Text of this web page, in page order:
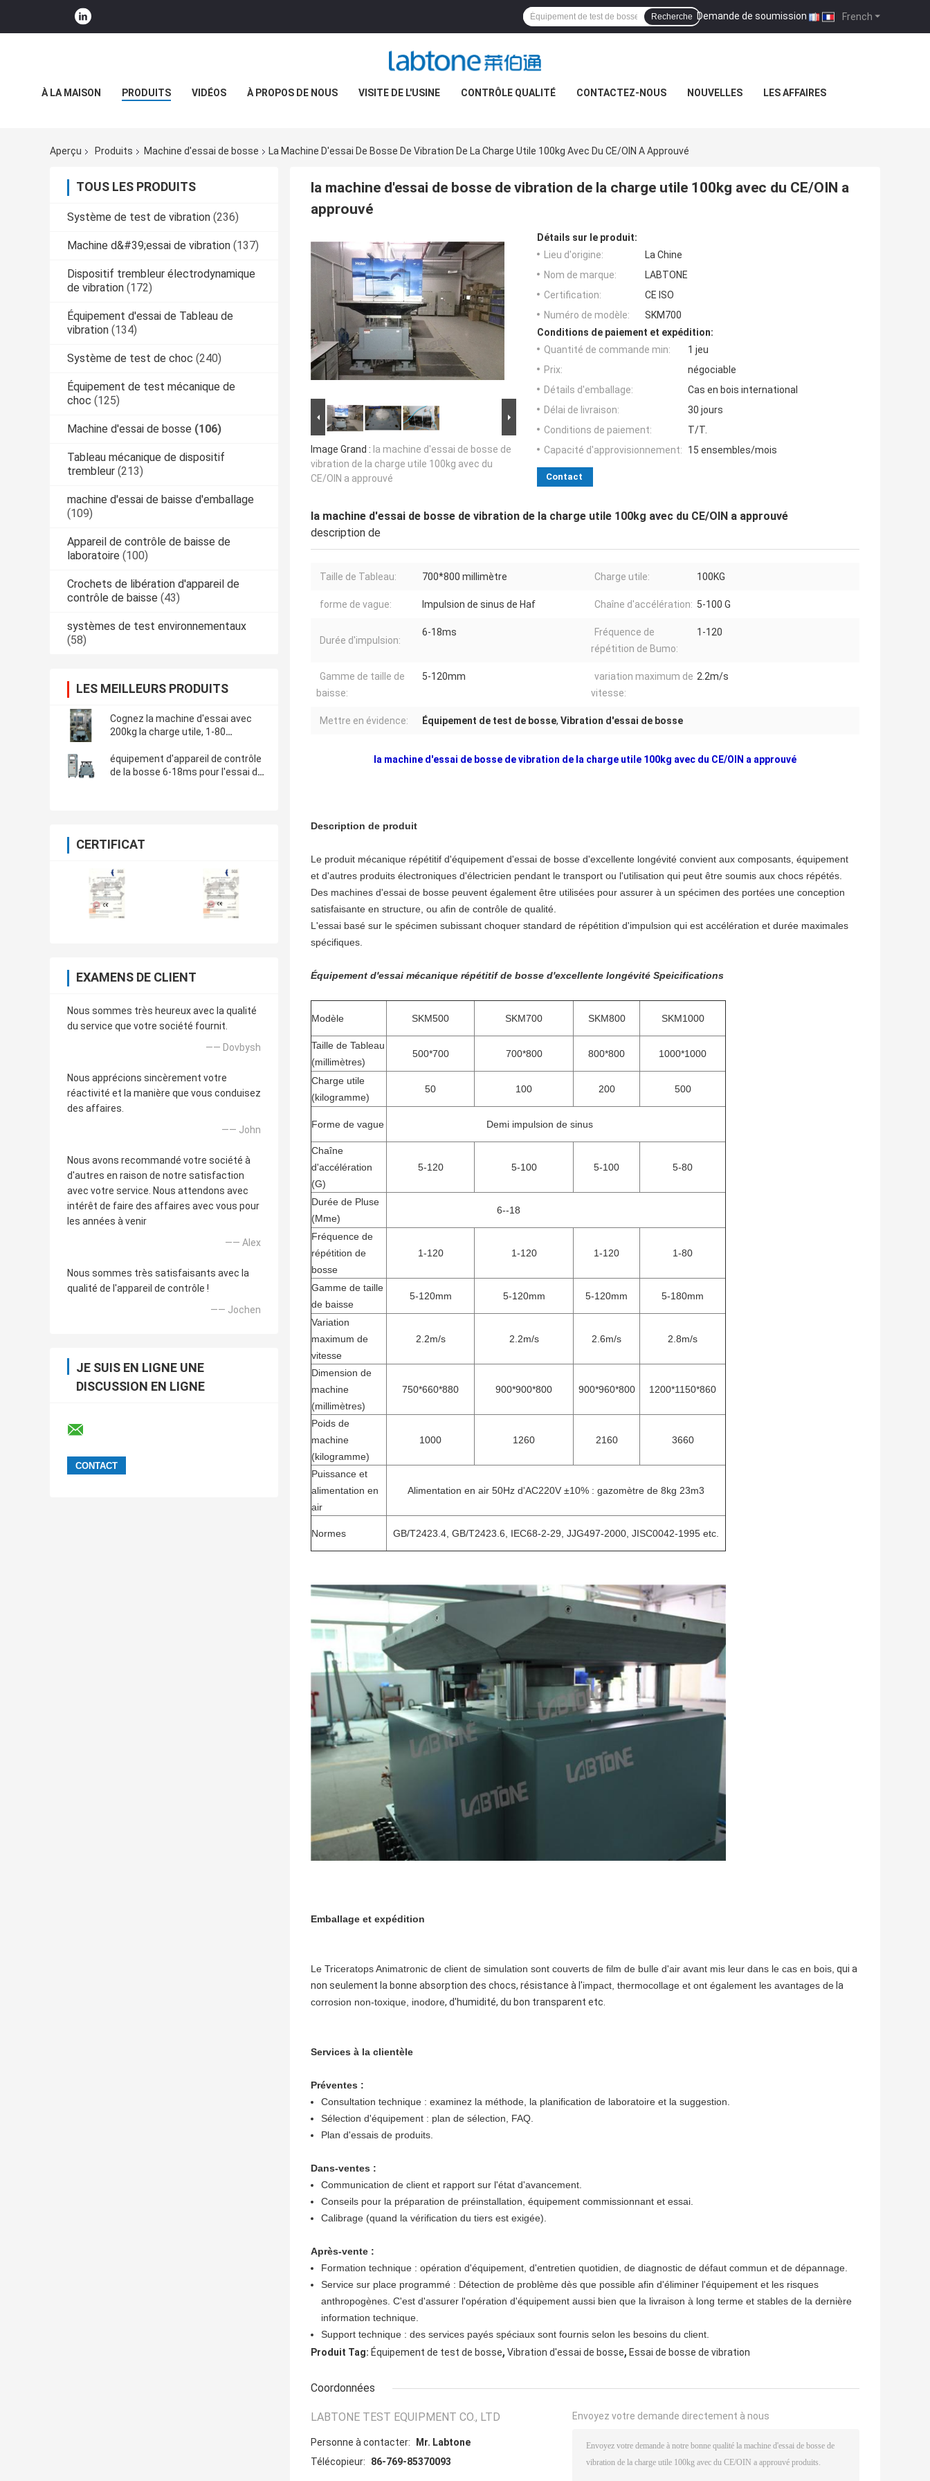
French
Demande de soumission |
Recherche
À LA MAISON PRODUITS VIDÉOS À PROPOS DE NOUS VISITE DE L'USINE CONTRÔLE QUALITÉ CONTACTEZ-NOUS NOUVELLES LES AFFAIRES
Aperçu Produits Machine d'essai de bosse La Machine D'essai De Bosse De Vibration De La Charge Utile 100kg Avec Du CE/OIN A Approuvé
TOUS LES PRODUITS
Système de test de vibration (236)
Machine d&#39;essai de vibration (137)
Dispositif trembleur électrodynamique
de vibration (172)
Équipement d'essai de Tableau de
vibration (134)
Système de test de choc (240)
Équipement de test mécanique de
choc (125)
Machine d'essai de bosse (106)
Tableau mécanique de dispositif
trembleur (213)
machine d'essai de baisse d'emballage
(109)
Appareil de contrôle de baisse de
laboratoire (100)
Crochets de libération d'appareil de
contrôle de baisse (43)
systèmes de test environnementaux
(58)
LES MEILLEURS PRODUITS
Cognez la machine d'essai avec
200kg la charge utile, 1-80
millimètres
équipement d'appareil de contrôle
de la bosse 6-18ms pour l'essai de
CERTIFICAT
EXAMENS DE CLIENT
Nous sommes très heureux avec la qualité
du service que votre société fournit.
—— Dovbysh
Nous apprécions sincèrement votre
réactivité et la manière que vous conduisez
des affaires.
—— John
Nous avons recommandé votre société à
d'autres en raison de notre satisfaction
avec votre service. Nous attendons avec
intérêt de faire des affaires avec vous pour
les années à venir
—— Alex
Nous sommes très satisfaisants avec la
qualité de l'appareil de contrôle !
—— Jochen
JE SUIS EN LIGNE UNE
DISCUSSION EN LIGNE
la machine d'essai de bosse de vibration de la charge utile 100kg avec du CE/OIN a
approuvé
Image Grand : la machine d'essai de bosse de
vibration de la charge utile 100kg avec du
CE/OIN a approuvé
Détails sur le produit:
Lieu d'origine:
La Chine
Nom de marque:
LABTONE
Certification:
CE ISO
Numéro de modèle:
SKM700
Conditions de paiement et expédition:
Quantité de commande min:
1 jeu
Prix:
négociable
Détails d'emballage:
Cas en bois international
Délai de livraison:
30 jours
Conditions de paiement:
T/T.
Capacité d'approvisionnement:
15 ensembles/mois
Contact
la machine d'essai de bosse de vibration de la charge utile 100kg avec du CE/OIN a approuvé
description de
Taille de Tableau: 700*800 millimètre Charge utile: 100KG
forme de vague: Impulsion de sinus de Haf Chaîne d'accélération: 5-100 G
Durée d'impulsion:
6-18ms
Fréquence de
répétition de Bumo:
1-120
Gamme de taille de
baisse:
5-120mm
variation maximum de
vitesse:
2.2m/s
Mettre en évidence: Équipement de test de bosse, Vibration d'essai de bosse
la machine d'essai de bosse de vibration de la charge utile 100kg avec du CE/OIN a approuvé
Description de produit
Le produit mécanique répétitif d'équipement d'essai de bosse d'excellente longévité convient aux composants, équipement
et d'autres produits électroniques d'électricien pendant le transport ou l'utilisation qui peut être soumis aux chocs répétés.
Des machines d'essai de bosse peuvent également être utilisées pour assurer à un spécimen des portées une conception
satisfaisante en structure, ou afin de contrôle de qualité.
L'essai basé sur le spécimen subissant choquer standard de répétition d'impulsion qui est accélération et durée maximales
spécifiques.
Équipement d'essai mécanique répétitif de bosse d'excellente longévité Speicifications
Modèle SKM500 SKM700 SKM800 SKM1000
Taille de Tableau
(millimètres)
500*700 700*800 800*800 1000*1000
Charge utile
(kilogramme)
50 100 200 500
Forme de vague Demi impulsion de sinus
Chaîne
d'accélération
(G)
5-120 5-100 5-100 5-80
Durée de Pluse
(Mme)
6--18
Fréquence de
répétition de
bosse
1-120 1-120 1-120 1-80
Gamme de taille
de baisse
5-120mm 5-120mm 5-120mm 5-180mm
Variation
maximum de
vitesse
2.2m/s 2.2m/s 2.6m/s 2.8m/s
Dimension de
machine
(millimètres)
750*660*880 900*900*800 900*960*800 1200*1150*860
Poids de
machine
(kilogramme)
1000 1260 2160 3660
Puissance et
alimentation en
air
Alimentation en air 50Hz d'AC220V ±10% : gazomètre de 8kg 23m3
Normes GB/T2423.4, GB/T2423.6, IEC68-2-29, JJG497-2000, JISC0042-1995 etc.
Emballage et expédition
Le Triceratops Animatronic de client de simulation sont couverts de film de bulle d'air avant mis leur dans le cas en bois, qui a
non seulement la bonne absorption des chocs, résistance à l'impact, thermocollage et ont également les avantages de la
corrosion non-toxique, inodore, d'humidité, du bon transparent etc.
Services à la clientèle
Préventes :
Consultation technique : examinez la méthode, la planification de laboratoire et la suggestion.
Sélection d'équipement : plan de sélection, FAQ.
Plan d'essais de produits.
Dans-ventes :
Communication de client et rapport sur l'état d'avancement.
Conseils pour la préparation de préinstallation, équipement commissionnant et essai.
Calibrage (quand la vérification du tiers est exigée).
Après-vente :
Formation technique : opération d'équipement, d'entretien quotidien, de diagnostic de défaut commun et de dépannage.
Service sur place programmé : Détection de problème dès que possible afin d'éliminer l'équipement et les risques
anthropogènes. C'est d'assurer l'opération d'équipement aussi bien que la livraison à long terme et stables de la dernière
information technique.
Support technique : des services payés spéciaux sont fournis selon les besoins du client.
Produit Tag: Équipement de test de bosse, Vibration d'essai de bosse, Essai de bosse de vibration
Coordonnées
LABTONE TEST EQUIPMENT CO., LTD
Personne à contacter:
Mr. Labtone
Télécopieur:
86-769-85370093
Envoyez votre demande directement à nous